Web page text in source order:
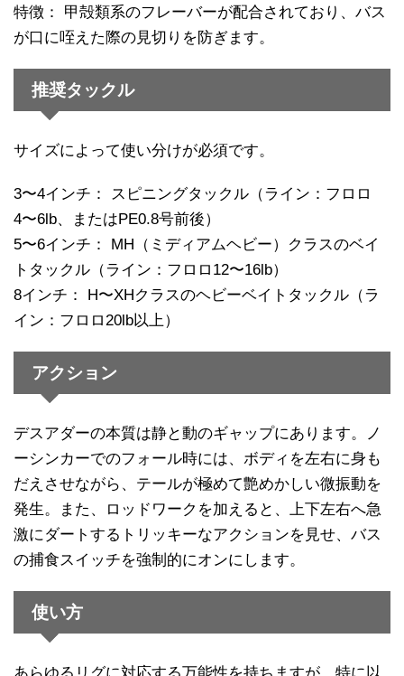
特徴： 甲殻類系のフレーバーが配合されており、バス
が口に咥えた際の見切りを防ぎます。
推奨タックル
サイズによって使い分けが必須です。
3〜4インチ： スピニングタックル（ライン：フロロ
4〜6lb、またはPE0.8号前後）
5〜6インチ： MH（ミディアムヘビー）クラスのベイ
トタックル（ライン：フロロ12〜16lb）
8インチ： H〜XHクラスのヘビーベイトタックル（ラ
イン：フロロ20lb以上）
アクション
デスアダーの本質は静と動のギャップにあります。ノ
ーシンカーでのフォール時には、ボディを左右に身も
だえさせながら、テールが極めて艶めかしい微振動を
発生。また、ロッドワークを加えると、上下左右へ急
激にダートするトリッキーなアクションを見せ、バス
の捕食スイッチを強制的にオンにします。
使い方